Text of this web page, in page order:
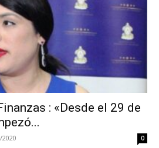
: «Desde el 29 de
0